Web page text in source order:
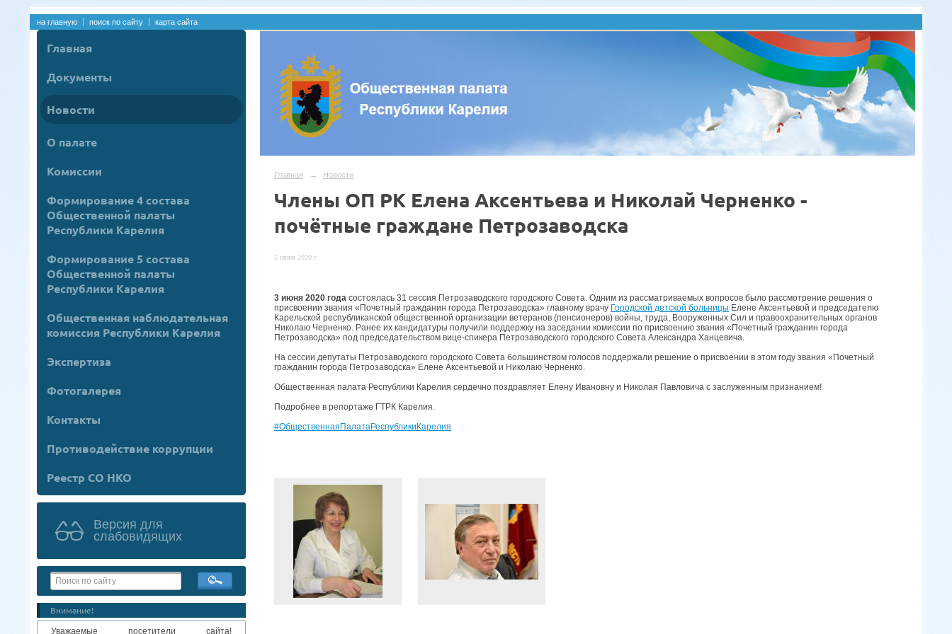
на главную поиск по сайту карта сайта
Главная
Документы
Новости
О палате
Комиссии
Формирование 4 состава
Общественной палаты
Республики Карелия
Формирование 5 состава
Общественной палаты
Республики Карелия
Общественная наблюдательная
комиссия Республики Карелия
Экспертиза
Фотогалерея
Контакты
Противодействие коррупции
Реестр СО НКО
Версия для
слабовидящих
Внимание!
Уважаемые посетители сайта!
Главная → Новости
Члены ОП РК Елена Аксентьева и Николай Черненко -
почётные граждане Петрозаводска
5 июня 2020 г.
3 июня 2020 года состоялась 31 сессия Петрозаводского городского Совета. Одним из рассматриваемых вопросов было рассмотрение решения о
присвоении звания «Почетный гражданин города Петрозаводска» главному врачу Городской детской больницы Елене Аксентьевой и председателю
Карельской республиканской общественной организации ветеранов (пенсионеров) войны, труда, Вооруженных Сил и правоохранительных органов
Николаю Черненко. Ранее их кандидатуры получили поддержку на заседании комиссии по присвоению звания «Почетный гражданин города
Петрозаводска» под председательством вице-спикера Петрозаводского городского Совета Александра Ханцевича.
На сессии депутаты Петрозаводского городского Совета большинством голосов поддержали решение о присвоении в этом году звания «Почетный
гражданин города Петрозаводска» Елене Аксентьевой и Николаю Черненко.
Общественная палата Республики Карелия сердечно поздравляет Елену Ивановну и Николая Павловича с заслуженным признанием!
Подробнее в репортаже ГТРК Карелия.
#ОбщественнаяПалатаРеспубликиКарелия